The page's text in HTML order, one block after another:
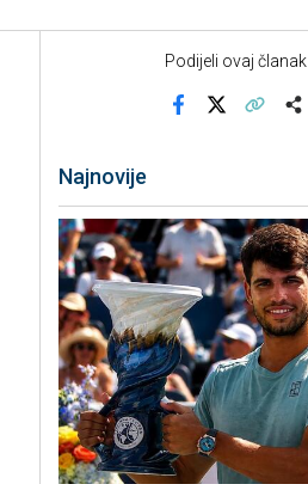
Podijeli ovaj članak
Najnovije